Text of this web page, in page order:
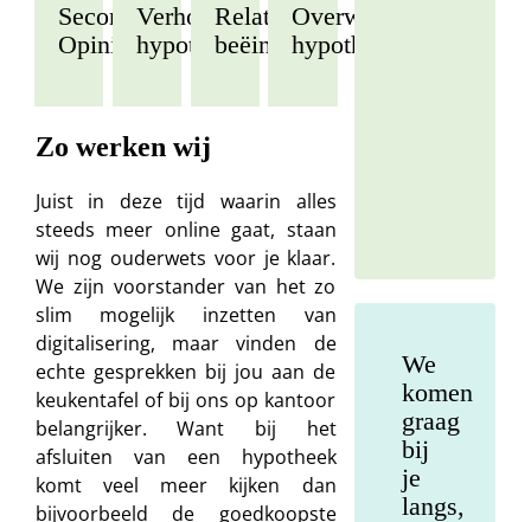
Second
Opinion
Verhogen
hypotheek
Relatie
beëindiging
Overwaarde
hypotheek
Zo werken wij
Juist in deze tijd waarin alles
steeds meer online gaat, staan
wij nog ouderwets voor je klaar.
We zijn voorstander van het zo
slim mogelijk inzetten van
digitalisering, maar vinden de
echte gesprekken bij jou aan de
keukentafel of bij ons op kantoor
belangrijker. Want bij het
afsluiten van een hypotheek
komt veel meer kijken dan
bijvoorbeeld de goedkoopste
We
komen
graag
bij
je
langs,